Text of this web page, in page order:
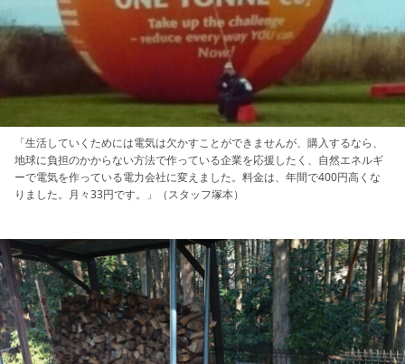
「生活していくためには電気は欠かすことができませんが、購入するなら、
地球に負担のかからない方法で作っている企業を応援したく、自然エネルギ
ーで電気を作っている電力会社に変えました。料金は、年間で400円高くな
りました。月々33円です。」（スタッフ塚本）